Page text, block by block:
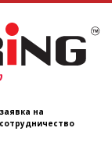
заявка на
сотрудничество